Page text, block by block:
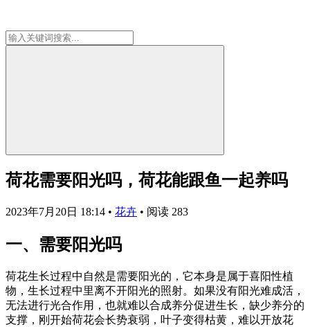
荷花需要阳光吗，荷花能跟鱼一起养吗
2023年7月20日 18:14 • 花卉 • 阅读 283
一、需要阳光吗
荷花生长过程中自然是需要阳光的，它本身是属于喜阳性植
物，生长过程中里离不开阳光的照射。如果没有阳光难成活，
无法进行光合作用，也就难以合成养分促进生长，缺少养分的
支撑，刚开始荷花会长势衰弱，叶子变得枯黄，难以开放花